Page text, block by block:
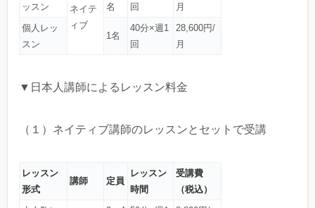
ッスン
ネイテ
ィブ
名
回
月
個人レッ
スン
1名
40分×週1
回
28,600円/
月
▼日本人講師によるレッスン料金
（１）ネイティブ講師のレッスンとセットで受講
レッスン
形式
講師 定員
レッスン
時間
受講費
（税込）